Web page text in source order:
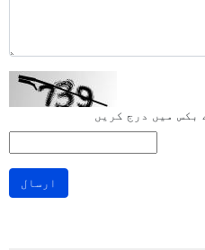
بکس میں درج کریں
ارسال